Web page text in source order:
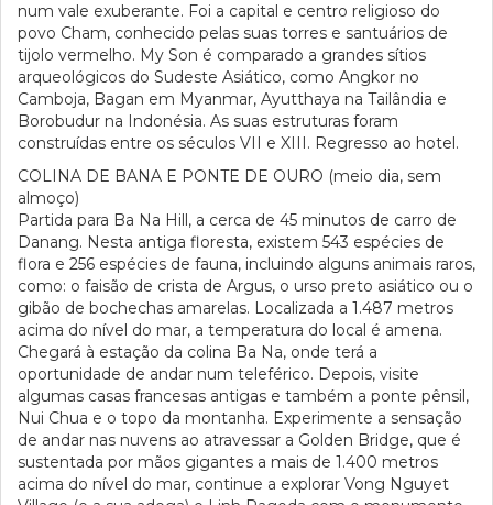
num vale exuberante. Foi a capital e centro religioso do
povo Cham, conhecido pelas suas torres e santuários de
tijolo vermelho. My Son é comparado a grandes sítios
arqueológicos do Sudeste Asiático, como Angkor no
Camboja, Bagan em Myanmar, Ayutthaya na Tailândia e
Borobudur na Indonésia. As suas estruturas foram
construídas entre os séculos VII e XIII. Regresso ao hotel.
COLINA DE BANA E PONTE DE OURO (meio dia, sem
almoço)
Partida para Ba Na Hill, a cerca de 45 minutos de carro de
Danang. Nesta antiga floresta, existem 543 espécies de
flora e 256 espécies de fauna, incluindo alguns animais raros,
como: o faisão de crista de Argus, o urso preto asiático ou o
gibão de bochechas amarelas. Localizada a 1.487 metros
acima do nível do mar, a temperatura do local é amena.
Chegará à estação da colina Ba Na, onde terá a
oportunidade de andar num teleférico. Depois, visite
algumas casas francesas antigas e também a ponte pênsil,
Nui Chua e o topo da montanha. Experimente a sensação
de andar nas nuvens ao atravessar a Golden Bridge, que é
sustentada por mãos gigantes a mais de 1.400 metros
acima do nível do mar, continue a explorar Vong Nguyet